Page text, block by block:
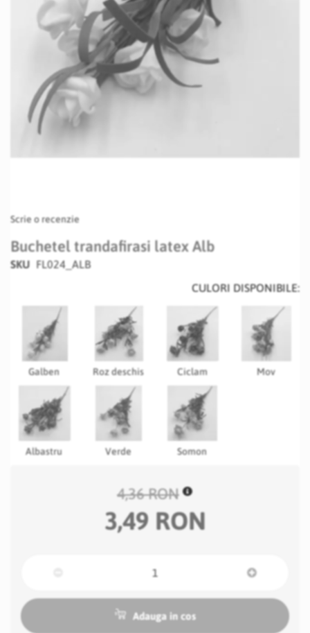
to
beginning
of
gallery
Scrie o recenzie
Buchetel trandafirasi latex Alb
SKU FL024_ALB
CULORI DISPONIBILE:
Galben Roz deschis Ciclam Mov
Albastru Verde Somon
4,36 RON
3,49 RON
Adauga in cos